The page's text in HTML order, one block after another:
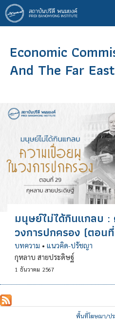
ข้าม
ไป
ยัง
หลักEconomic
And The Far East
มนุษย์ไม่ได้กินแกลบ :
วงการปกครอง (ตอน
บทความ • แนวคิด-ปรัชญา
กุหลาบ สายประดิษฐ์
1 ธันวาคม 2567
พื้นที่โฆษณา/ป